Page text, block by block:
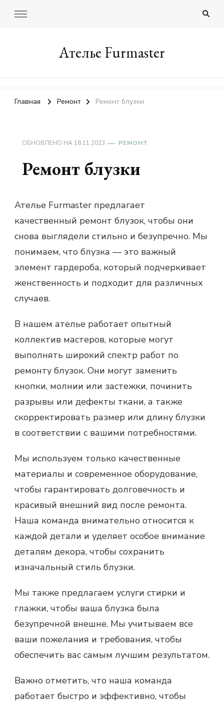
Ателье Furmaster
Главная Ремонт Ремонт блузки
ОБНОВЛЕНО НА 18.11.2023 РЕМОНТ
Ремонт блузки
Ателье Furmaster предлагает
качественный ремонт блузок, чтобы они
снова выглядели стильно и безупречно. Мы
понимаем, что блузка — это важный
элемент гардероба, который подчеркивает
женственность и подходит для различных
случаев.
В нашем ателье работает опытный
коллектив мастеров, которые могут
выполнять широкий спектр работ по
ремонту блузок. Они могут заменить
кнопки, молнии или застежки, починить
разрывы или дефекты ткани, а также
скорректировать размер или длину блузки
в соответствии с вашими потребностями.
Мы используем только качественные
материалы и современное оборудование,
чтобы гарантировать долговечность и
красивый внешний вид после ремонта.
Наша команда внимательно относится к
каждой детали и уделяет особое внимание
деталям декора, чтобы сохранить
изначальный стиль блузки.
Мы также предлагаем услуги стирки и
глажки, чтобы ваша блузка была
безупречной внешне. Мы учитываем все
ваши пожелания и требования, чтобы
обеспечить вас самым лучшим результатом.
Важно отметить, что наша команда
работает быстро и эффективно, чтобы